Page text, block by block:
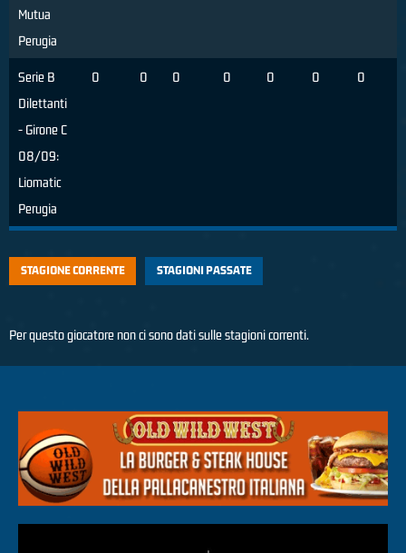
Mutua
Perugia
Serie B
Dilettanti
- Girone C
08/09:
Liomatic
Perugia
0 0 0 0 0 0 0
STAGIONE CORRENTE STAGIONI PASSATE
Per questo giocatore non ci sono dati sulle stagioni correnti.